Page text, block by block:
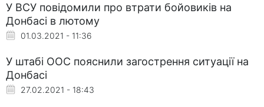
У ВСУ повідомили про втрати бойовиків на
Донбасі в лютому
01.03.2021 - 11:36
У штабі ООС пояснили загострення ситуації на
Донбасі
27.02.2021 - 18:43